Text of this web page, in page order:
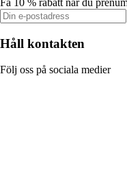
Få 10 % rabatt när du
Håll kontakten
Följ oss på sociala medier